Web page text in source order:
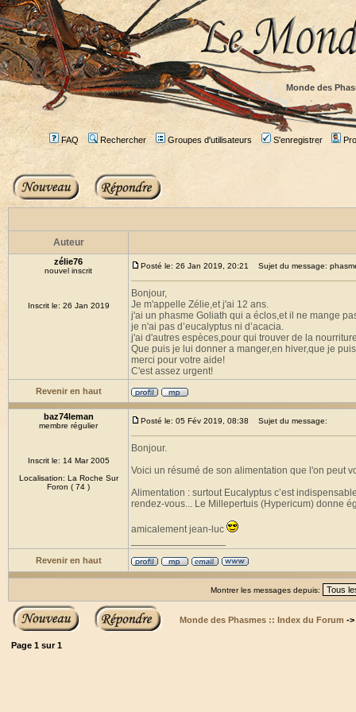
Monde des
FAQ Rechercher Groupes d'utilisateurs S'enregistrer
Auteur
zélie76
nouvel inscrit
Inscrit le: 26 Jan 2019
Posté le: 26 Jan 2019, 20:21 Sujet du message:
Bonjour,
Je m'appelle Zélie,et j'ai 12 ans.
j'ai un phasme Goliath qui a éclos,et il ne mange
je n'ai pas d’eucalyptus ni d’acacia.
j'ai d'autres espèces,pour qui trouver de la
Que puis je lui donner a manger,en hiver,que je
merci pour votre aide!
C'est assez urgent!
Revenir en haut
baz74leman
membre régulier
Inscrit le: 14 Mar 2005
Localisation: La Roche Sur
Foron ( 74 )
Posté le: 05 Fév 2019, 08:38 Sujet du message:
Bonjour.
Voici un résumé de son alimentation que l'on peut
Alimentation : surtout Eucalyptus c’est
rendez-vous... Le Millepertuis (Hypericum) donne
amicalement jean-luc
Revenir en haut
Montrer les messages depuis:
Monde des Phasmes :: Index du Forum ->
Page 1 sur1